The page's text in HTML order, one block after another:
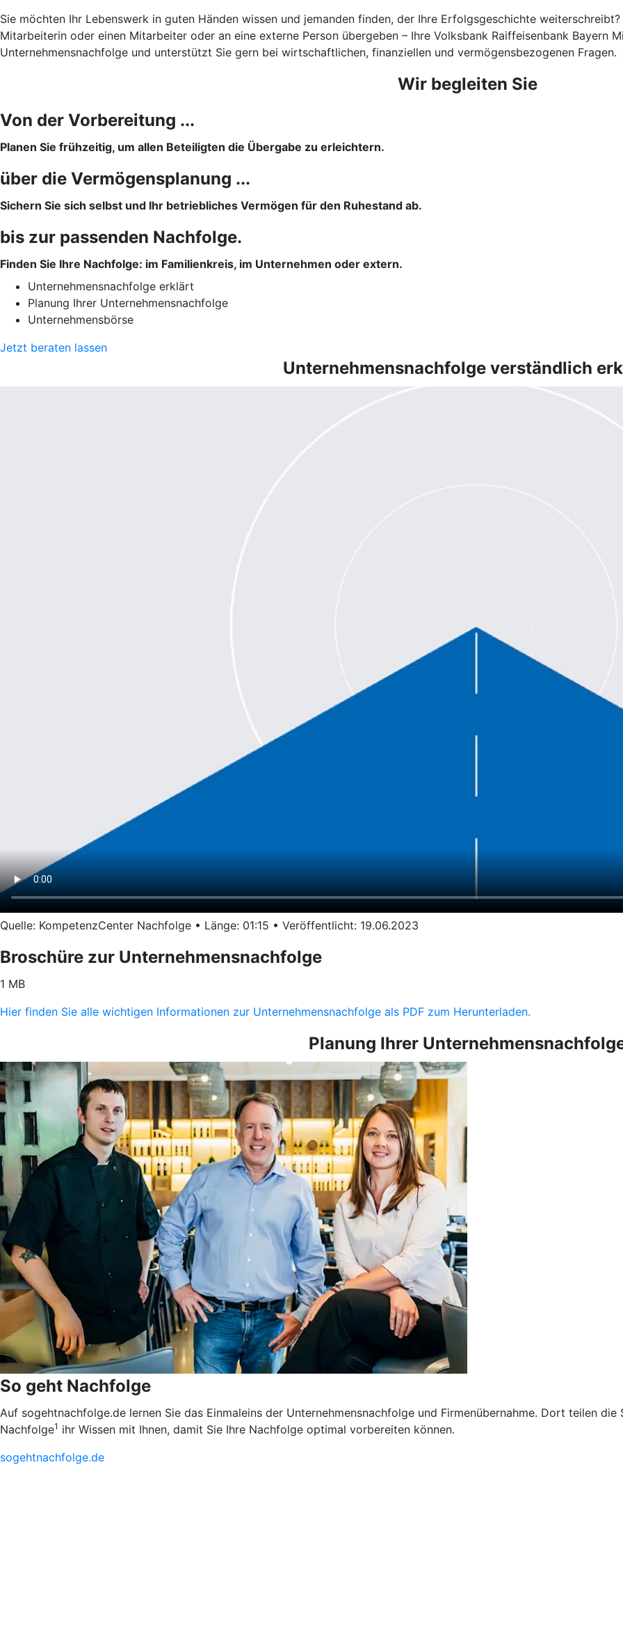
Sie möchten Ihr Lebenswerk in guten Händen wissen und jemanden finden, der Ihre Erfolgsgeschichte
Mitarbeiterin oder einen Mitarbeiter oder an eine externe Person übergeben – Ihre Volksbank Raiffeisenbank Bayern
Unternehmensnachfolge und unterstützt Sie gern bei wirtschaftlichen, finanziellen und vermögensbezogenen Fragen.
Wir begleiten Sie
Von der Vorbereitung ...
Planen Sie frühzeitig, um allen Beteiligten die Übergabe zu erleichtern.
über die Vermögensplanung ...
Sichern Sie sich selbst und Ihr betriebliches Vermögen für den Ruhestand ab.
bis zur passenden Nachfolge.
Finden Sie Ihre Nachfolge: im Familienkreis, im Unternehmen oder extern.
Unternehmensnachfolge erklärt
Planung Ihrer Unternehmensnachfolge
Unternehmensbörse
Jetzt beraten lassen
Unternehmensnachfolge verständlich
Quelle: KompetenzCenter Nachfolge • Länge: 01:15 • Veröffentlicht: 19.06.2023
Broschüre zur Unternehmensnachfolge
1 MB
Hier finden Sie alle wichtigen Informationen zur Unternehmensnachfolge als PDF zum Herunterladen.
Planung Ihrer
So geht Nachfolge
Auf sogehtnachfolge.de lernen Sie das Einmaleins der Unternehmensnachfolge und Firmenübernahme. Dort teilen
Nachfolge1 ihr Wissen mit Ihnen, damit Sie Ihre Nachfolge optimal vorbereiten können.
sogehtnachfolge.de